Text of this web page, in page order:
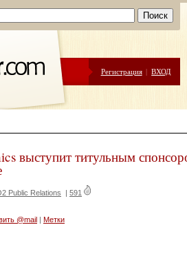
Регистрация | ВХОД
выступит титульным
Public Relations | 591
@mail Метки